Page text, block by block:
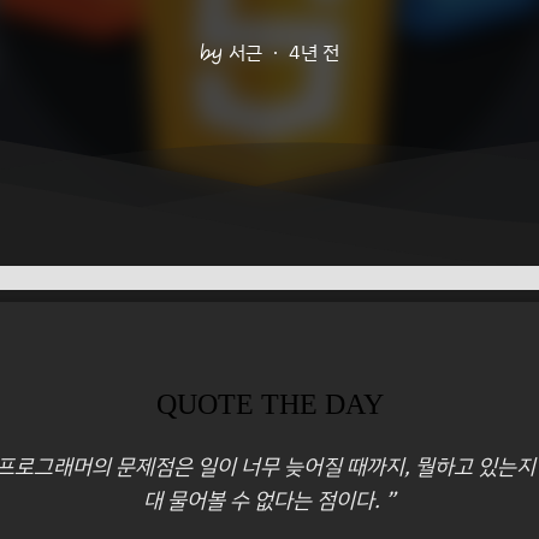
서근 4년 전
QUOTE THE DAY
로그래머의 문제점은 일이 너무 늦어질 때까지, 뭘하고 있는
대 물어볼 수 없다는 점이다. ”